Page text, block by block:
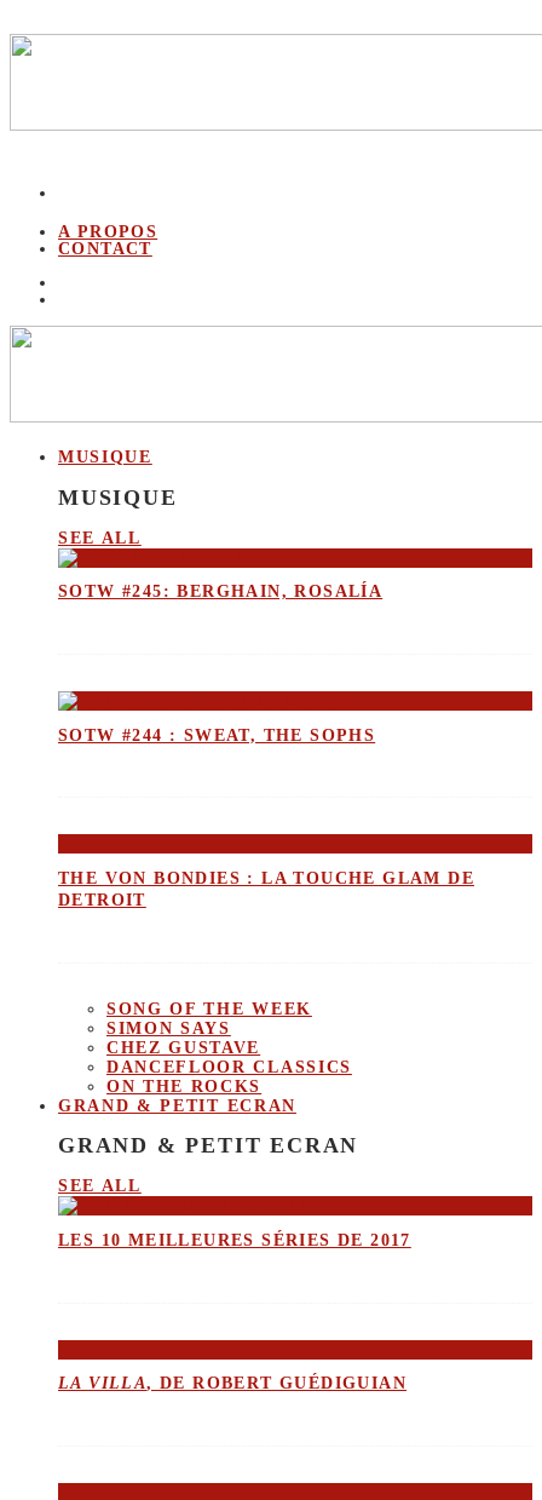
A PROPOS
CONTACT
MUSIQUE
MUSIQUE
SEE ALL
SOTW #245: BERGHAIN, ROSALÍA
SOTW #244 : SWEAT, THE SOPHS
THE VON BONDIES : LA TOUCHE GLAM DE
DETROIT
SONG OF THE WEEK
SIMON SAYS
CHEZ GUSTAVE
DANCEFLOOR CLASSICS
ON THE ROCKS
GRAND & PETIT ECRAN
GRAND & PETIT ECRAN
SEE ALL
LES 10 MEILLEURES SÉRIES DE 2017
LA VILLA, DE ROBERT GUÉDIGUIAN